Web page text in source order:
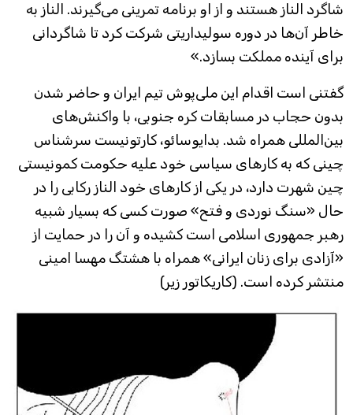
شاگرد الناز هستند و از او برنامه تمرینی می‌گیرند. الناز به
خاطر آن‌ها در دوره سولیداریتی شرکت کرد تا شاگردانی
برای آینده مملکت بسازد.»
گفتنی است اقدام این ملی‌پوش تیم ایران و حاضر شدن
بدون حجاب در مسابقات کره جنوبی، با واکنش‌های
بین‌المللی همراه شد. بدایوسائو، کارتونیست سرشناس
چینی که به کارهای سیاسی خود علیه حکومت کمونیستی
چین شهرت دارد، در یکی از کارهای خود الناز رکابی را در
حال «سنگ نوردی و فتح» صورت کسی که بسیار شبیه
رهبر جمهوری اسلامی است کشیده و آن را در حمایت از
«آزادی برای زنان ایرانی» همراه با هشتگ مهسا امینی
منتشر کرده است. (کاریکاتور زیر)